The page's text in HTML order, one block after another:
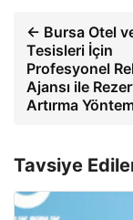
← Bursa Otel
Tesisleri İçin
Profesyonel
Ajansı ile
Artırma
Tavsiye